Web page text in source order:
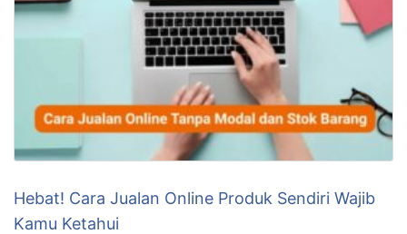
Hebat! Cara Jualan Online Produk Sendiri Wajib
Kamu Ketahui